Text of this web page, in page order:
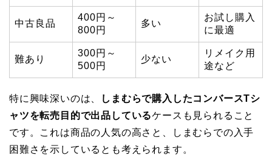
中古良品
400円～
800円
多い
お試し購入
に最適
難あり
300円～
500円
少ない
リメイク用
途など
特に興味深いのは、
しまむらで購入したコンバースTシ
ャツを転売目的で出品しているケースも見られること
です。これは商品の人気の高さと、しまむらでの入手
困難さを示しているとも考えられます。